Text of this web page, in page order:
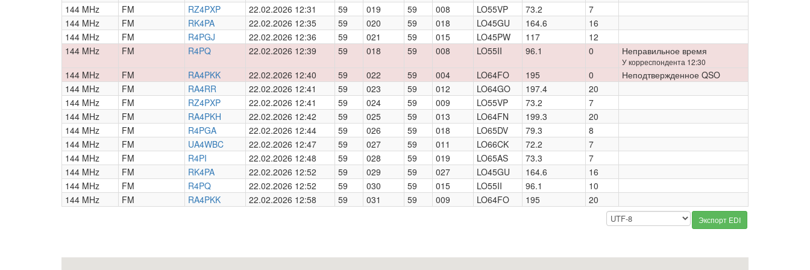
144 MHz
FM RZ4PXP 22.02.2026 12:31 59 019 59 008 LO55VP 73.2
7
144 MHz
FM RK4PA 22.02.2026 12:35 59 020 59 018 LO45GU 164.6
16
144 MHz
FM R4PGJ 22.02.2026 12:36 59 021 59 015 LO45PW 117
12
144 MHz
FM R4PQ 22.02.2026 12:39 59 018 59 008 LO55II 96.1 0 Неправильное время
У корреспондента 12:30
144 MHz FM RA4PKK 22.02.2026 12:40 59 022 59 004 LO64FO 195 0
Неподтвержденное QSO
144 MHz
FM RA4RR 22.02.2026 12:41 59 023 59 012 LO64GO 197.4
20
144 MHz
FM RZ4PXP 22.02.2026 12:41 59 024 59 009 LO55VP 73.2
7
144 MHz
FM RA4PKH 22.02.2026 12:42 59 025 59 013 LO64FN 199.3
20
144 MHz
FM R4PGA 22.02.2026 12:44 59 026 59 018 LO65DV 79.3
8
144 MHz
FM UA4WBC 22.02.2026 12:47 59 027 59 011 LO66CK 72.2
7
144 MHz
FM R4PI 22.02.2026 12:48 59 028 59 019 LO65AS 73.3
7
144 MHz
FM RK4PA 22.02.2026 12:52 59 029 59 027 LO45GU 164.6
16
144 MHz
FM R4PQ 22.02.2026 12:52 59 030 59 015 LO55II 96.1
10
144 MHz
FM RA4PKK 22.02.2026 12:58 59 031 59 009 LO64FO 195 20
Экспорт EDI